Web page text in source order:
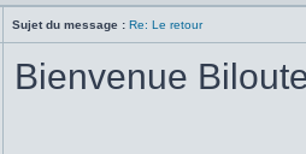
Sujet du message : Re: Le retour
Bienvenue